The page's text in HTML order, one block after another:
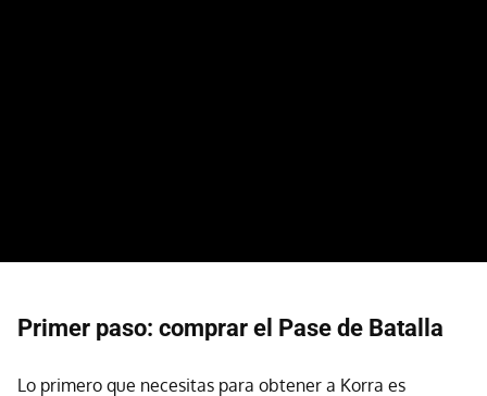
Primer paso: comprar el Pase de Batalla
Lo primero que necesitas para obtener a Korra es